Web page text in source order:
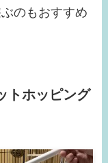
のもおすすめ
トホッピング